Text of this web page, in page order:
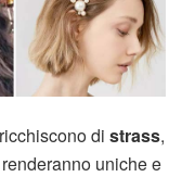
di strass,
uniche e